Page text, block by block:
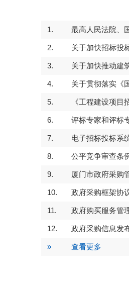
1. 最高人民法院、
2. 关于加快招标投
3. 关于加快推动建
4. 关于贯彻落实《
5. 《工程建设项
6. 评标专家和评标
7. 电子招标投标系
8. 公平竞争审查条
9. 厦门市政府采购
10. 政府采购框架协
11. 政府购买服务管
12. 政府采购信息发
» 查看更多
展改革委 联合发
及其关联犯罪典型案